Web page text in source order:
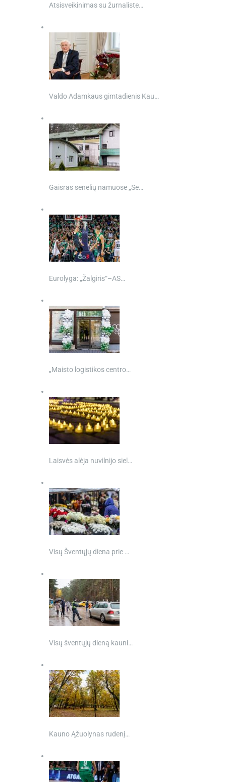
Atsisveikinimas su žurnaliste…
Valdo Adamkaus gimtadienis Kau…
Gaisras senelių namuose „Se…
Eurolyga: „Žalgiris“–AS…
„Maisto logistikos centro…
Laisvės alėja nuvilnijo siel…
Visų Šventųjų diena prie …
Visų šventųjų dieną kauni…
Kauno Ąžuolynas rudenį…